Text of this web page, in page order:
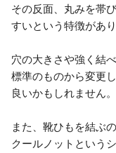
その反面、丸みを帯
すいという特徴があり
穴の大きさや強く結
標準のものから変更
良いかもしれません。
また、靴ひもを結ぶ
クールノットという